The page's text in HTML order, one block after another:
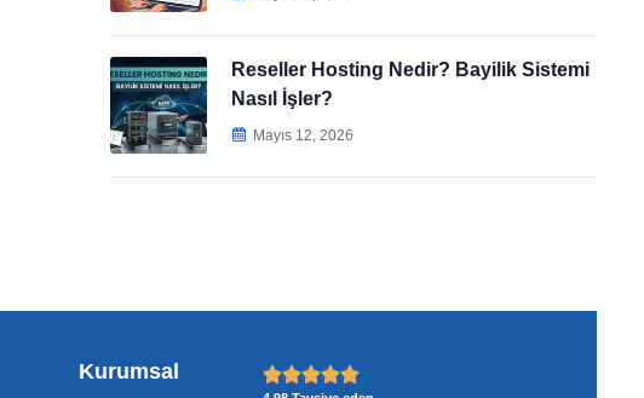
Reseller Hosting Nedir? Bayilik Sistemi
Nasıl İşler?
Mayıs 12, 2026
Kurumsal